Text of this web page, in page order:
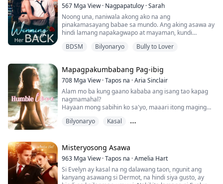
567 Mga View· Nagpapatuloy ·Sarah
Noong una, naniwala akong ako na ang
pinakamasayang babae sa mundo. Ang aking asawa ay
hindi lamang napakagwapo at mayaman, kundi
pagkatapos ng aming kasal, itinuring niya akong
Ngunit nagbago ang lahat noong araw na nakita kong
ang aking karaniwang kalmado at mahinahong asawa
ay kinorner ang tinatawag niyang "kapatid" sa pader, ...
BDSM Bilyonaryo Bully to Lover
Mapagpakumbabang Pag-ibig
708 Mga View·Tapos na ·Aria Sinclair
Alam mo ba kung gaano kababa ang isang tao kapag
nagmamahal?
Hayaan mong sabihin ko sa'yo, maaari itong maging
pinakamurang bilihin sa mundo!
Hayaan mong sabihin ko sa'yo, parang hawak mo ang
isang matalim na kutsilyo; habang mas mahigpit mong
hinahawakan, mas tumatagos ang talim nito ...
Bilyonaryo
Kasal
Misteryosong Asawa
963 Mga View·Tapos na ·Amelia Hart
Si Evelyn ay kasal na ng dalawang taon, ngunit ang
kanyang asawang si Dermot, na hindi siya gusto, ay